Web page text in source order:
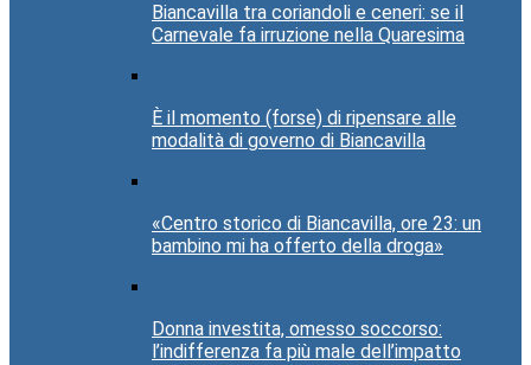
Biancavilla tra coriandoli e ceneri: se il
Carnevale fa irruzione nella Quaresima
È il momento (forse) di ripensare alle
modalità di governo di Biancavilla
«Centro storico di Biancavilla, ore 23: un
bambino mi ha offerto della droga»
Donna investita, omesso soccorso:
l’indifferenza fa più male dell’impatto